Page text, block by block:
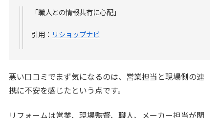
「職人との情報共有に心配」
引用： リショップナビ
悪い口コミでまず気になるのは、営業担当と現場側の連
携に不安を感じたという点です。
リフォームは営業、現場監督、職人、メーカー担当が関